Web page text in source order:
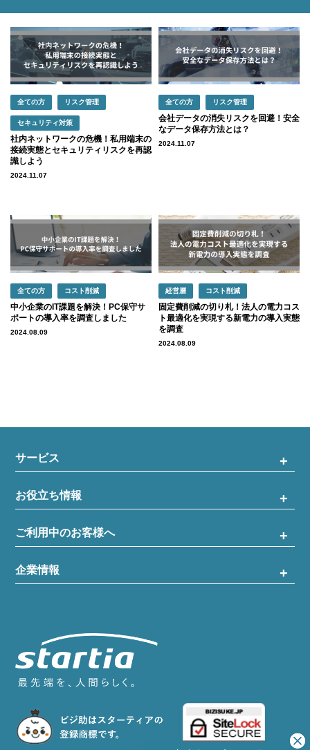
全ての方 リスク管理
セキュリティ対策
社内ネットワークの危機！私用端末の
接続実態とセキュリティリスクを再認
識しよう
2024.11.07
全ての方 リスク管理
会社データの消失リスクを回避！安全
なデータ保存方法とは？
2024.11.07
全ての方 コスト削減
中小企業のIT課題を解決！PC保守サ
ポートの導入率を調査しました
2024.08.09
経営層 コスト削減
固定費削減の切り札！法人の電力コス
ト最適化を実現する新電力の導入実態
を調査
2024.08.09
サービス
お役立ち情報
ご利用中のお客様へ
企業情報